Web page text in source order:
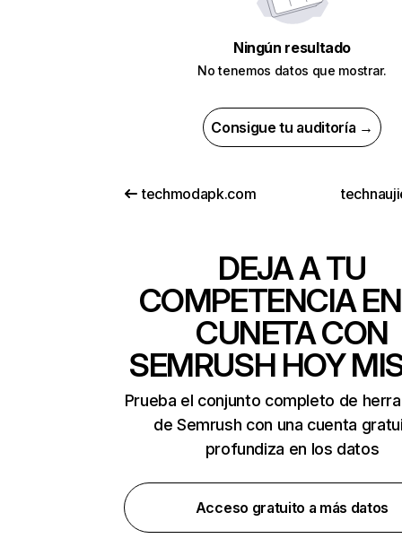
Ningún resultado
No tenemos datos que mostrar.
Consigue tu auditoría →
techmodapk.com
DEJA A TU
COMPETENCIA
CUNETA CON
SEMRUSH HOY
Prueba el conjunto completo de
de Semrush con una cuenta
profundiza en los datos
Acceso gratuito a más datos